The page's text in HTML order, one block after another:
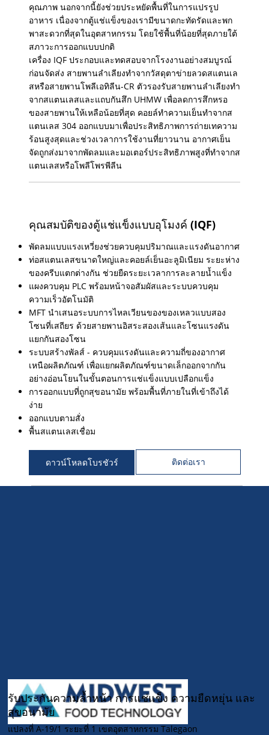
คุณภาพ นอกจากนี้ยังช่วยประหยัดพื้นที่ในการแปรรูป
อาหาร เนื่องจากตู้แช่แข็งของเรามีขนาดกะทัดรัดและพก
พาสะดวกที่สุดในอุตสาหกรรม โดยใช้พื้นที่น้อยที่สุดภายใต้
สภาวะการออกแบบปกติ
เครื่อง IQF ประกอบและทดสอบจากโรงงานอย่างสมบูรณ์
ก่อนจัดส่ง สายพานลำเลียงทำจากวัสดุตาข่ายลวดสแตนเล
สหรือสายพานโพลีเอทิลีน-CR ตัวรองรับสายพานลำเลียงทำ
จากสแตนเลสและแถบกันสึก UHMW เพื่อลดการสึกหรอ
ของสายพานให้เหลือน้อยที่สุด คอยล์ทำความเย็นทำจากส
แตนเลส 304 ออกแบบมาเพื่อประสิทธิภาพการถ่ายเทความ
ร้อนสูงสุดและช่วงเวลาการใช้งานที่ยาวนาน อากาศเย็น
จัดถูกส่งมาจากพัดลมและมอเตอร์ประสิทธิภาพสูงที่ทำจากส
แตนเลสหรือโพลีโพรพีลีน
คุณสมบัติของตู้แช่แข็งแบบอุโมงค์ (IQF)
พัดลมแบบแรงเหวี่ยงช่วยควบคุมปริมาณและแรงดันอากาศ
ท่อสแตนเลสขนาดใหญ่และคอยล์เย็นอะลูมิเนียม ระยะห่าง
ของครีบแตกต่างกัน ช่วยยืดระยะเวลาการละลายน้ำแข็ง
แผงควบคุม PLC พร้อมหน้าจอสัมผัสและระบบควบคุม
ความเร็วอัตโนมัติ
MFT นำเสนอระบบการไหลเวียนของของเหลวแบบสอง
โซนที่เสถียร ด้วยสายพานอิสระสองเส้นและโซนแรงดัน
แยกกันสองโซน
ระบบสร้างพัลส์ - ควบคุมแรงดันและความถี่ของอากาศ
เหนือผลิตภัณฑ์ เพื่อแยกผลิตภัณฑ์ขนาดเล็กออกจากกัน
อย่างอ่อนโยนในขั้นตอนการแช่แข็งแบบเปลือกแข็ง
การออกแบบที่ถูกสุขอนามัย พร้อมพื้นที่ภายในที่เข้าถึงได้
ง่าย
ออกแบบตามสั่ง
พื้นสแตนเลสเชื่อม
ดาวน์โหลดโบรชัวร์ ติดต่อเรา
รับประกันความล้ำหน้า การแช่แข็ง ความยืดหยุ่น และ
สุขอนามัย
แปลงที่ A-19/1 ระยะที่ 1 เขตอุตสาหกรรม Talegaon